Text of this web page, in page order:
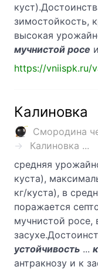
зимостойкость,
высокая
мучнистой росе
https://vniispk.ru/
Калиновка
Смородина
Калиновка ...
средняя
куста),
кг/куста), в
поражается
мучнистой росе,
устойчивость ...
антракнозу и к